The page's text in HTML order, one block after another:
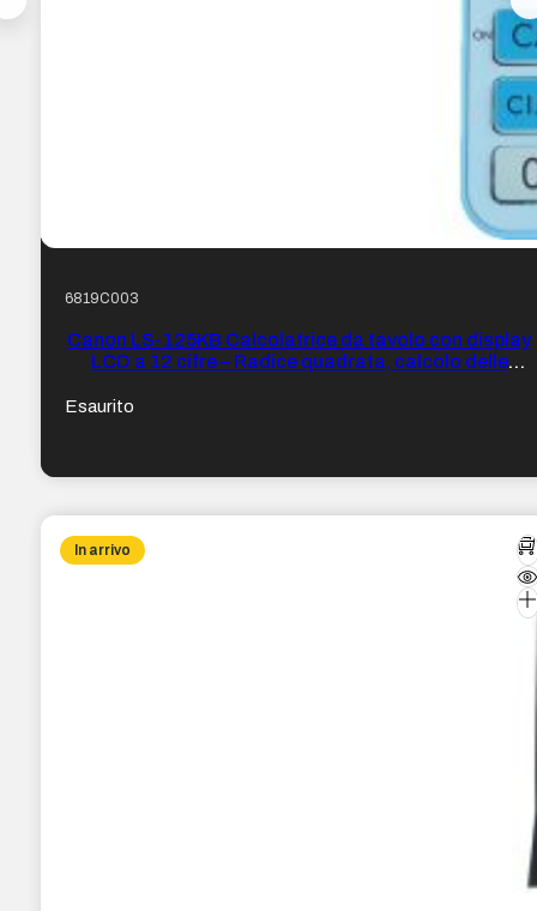
6819C003
Canon LS-125KB Calcolatrice da tavolo con display
LCD a 12 cifre – Radice quadrata, calcolo delle
Alimentazione solare e a batterie – Colore Blu
Esaurito
In arrivo